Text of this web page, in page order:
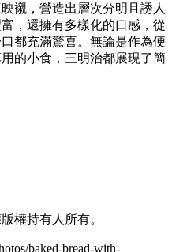
襯，營造出層次分明且誘人
，還擁有多樣化的口感，從
都充滿驚喜。無論是作為便
的小食，三明治都展現了簡
權持有人所有。
baked-bread-with-